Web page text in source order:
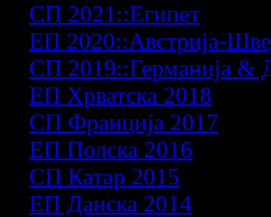
СП 2021::Египет
ЕП 2020::Австрија-
СП 2019::Германија &
ЕП Хрватска 2018
СП Франција 2017
ЕП Полска 2016
СП Катар 2015
ЕП Данска 2014